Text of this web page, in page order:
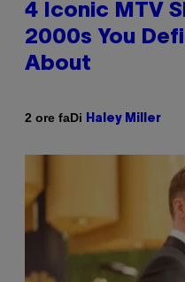
4 Iconic MTV
2000s You
About
2 ore faDi Haley Miller